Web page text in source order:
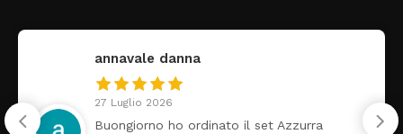
federica
24 Luglio 2026
Tutti perfetto! Ho ordinato un lettino che é